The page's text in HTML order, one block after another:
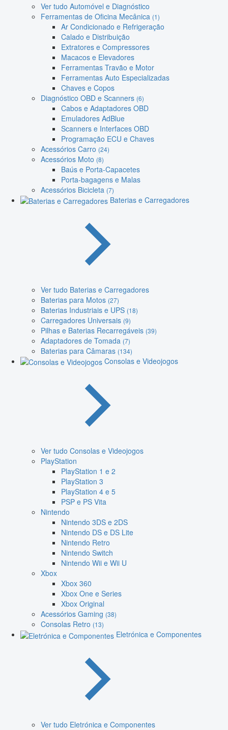
Ver tudo Automóvel e Diagnóstico
Ferramentas de Oficina Mecânica (1)
Ar Condicionado e Refrigeração
Calado e Distribuição
Extratores e Compressores
Macacos e Elevadores
Ferramentas Travão e Motor
Ferramentas Auto Especializadas
Chaves e Copos
Diagnóstico OBD e Scanners (6)
Cabos e Adaptadores OBD
Emuladores AdBlue
Scanners e Interfaces OBD
Programação ECU e Chaves
Acessórios Carro (24)
Acessórios Moto (8)
Baús e Porta-Capacetes
Porta-bagagens e Malas
Acessórios Bicicleta (7)
Baterias e Carregadores
Ver tudo Baterias e Carregadores
Baterias para Motos (27)
Baterias Industriais e UPS (18)
Carregadores Universais (9)
Pilhas e Baterias Recarregáveis (39)
Adaptadores de Tomada (7)
Baterias para Câmaras (134)
Consolas e Videojogos
Ver tudo Consolas e Videojogos
PlayStation
PlayStation 1 e 2
PlayStation 3
PlayStation 4 e 5
PSP e PS Vita
Nintendo
Nintendo 3DS e 2DS
Nintendo DS e DS Lite
Nintendo Retro
Nintendo Switch
Nintendo Wii e Wii U
Xbox
Xbox 360
Xbox One e Series
Xbox Original
Acessórios Gaming (38)
Consolas Retro (13)
Eletrónica e Componentes
Ver tudo Eletrónica e Componentes